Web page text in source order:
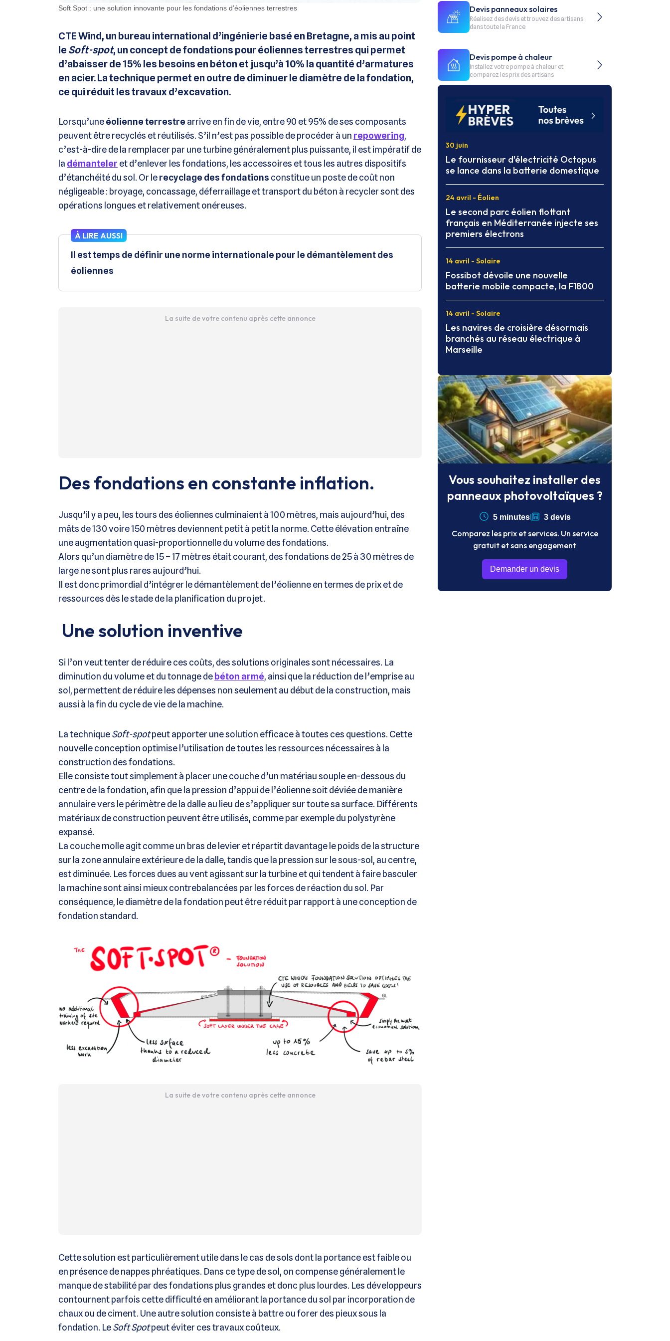
Soft Spot : une solution innovante pour les fondations d’éoliennes terrestres
CTE Wind, un bureau international d’ingénierie basé en Bretagne, a mis au point
le Soft-spot, un concept de fondations pour éoliennes terrestres qui permet
d’abaisser de 15% les besoins en béton et jusqu’à 10% la quantité d’armatures
en acier. La technique permet en outre de diminuer le diamètre de la fondation,
ce qui réduit les travaux d’excavation.
Lorsqu’uneéolienne terrestre arrive en fin de vie, entre 90 et 95% de ses composants
peuvent être recyclés et réutilisés. S’il n’est pas possible de procéder à un repowering,
c’est-à-dire de la remplacer par une turbine généralement plus puissante, il est impératif de
la démanteler et d’enlever les fondations, les accessoires et tous les autres dispositifs
d’étanchéité du sol. Or lerecyclage des fondations constitue un poste de coût non
négligeable : broyage, concassage, déferraillage et transport du béton à recycler sont des
opérations longues et relativement onéreuses.
À LIRE AUSSI
Il est temps de définir une norme internationale pour le démantèlement des
éoliennes
La suite de votre contenu après cette annonce
Des fondations en constante inflation.
Jusqu’il y a peu, les tours des éoliennes culminaient à 100 mètres, mais aujourd’hui, des
mâts de 130 voire 150 mètres deviennent petit à petit la norme. Cette élévation entraîne
une augmentation quasi-proportionnelle du volume des fondations.
Alors qu’un diamètre de 15 – 17 mètres était courant, des fondations de 25 à 30 mètres de
large ne sont plus rares aujourd’hui.
Il est donc primordial d’intégrer le démantèlement de l’éolienne en termes de prix et de
ressources dès le stade de la planification du projet.
Une solution inventive
Si l’on veut tenter de réduire ces coûts, des solutions originales sont nécessaires. La
diminution du volume et du tonnage de béton armé, ainsi que la réduction de l’emprise au
sol, permettent de réduire les dépenses non seulement au début de la construction, mais
aussi à la fin du cycle de vie de la machine.
La techniqueSoft-spotpeut apporter une solution efficace à toutes ces questions. Cette
nouvelle conception optimise l’utilisation de toutes les ressources nécessaires à la
construction des fondations.
Elle consiste tout simplement à placer une couche d’un matériau souple en-dessous du
centre de la fondation, afin que la pression d’appui de l’éolienne soit déviée de manière
annulaire vers le périmètre de la dalle au lieu de s’appliquer sur toute sa surface. Différents
matériaux de construction peuvent être utilisés, comme par exemple du polystyrène
expansé.
La couche molle agit comme un bras de levier et répartit davantage le poids de la structure
sur la zone annulaire extérieure de la dalle, tandis que la pression sur le sous-sol, au centre,
est diminuée. Les forces dues au vent agissant sur la turbine et qui tendent à faire basculer
la machine sont ainsi mieux contrebalancées par les forces de réaction du sol. Par
conséquence, le diamètre de la fondation peut être réduit par rapport à une conception de
fondation standard.
La suite de votre contenu après cette annonce
Cette solution est particulièrement utile dans le cas de sols dont la portance est faible ou
en présence de nappes phréatiques. Dans ce type de sol, on compense généralement le
manque de stabilité par des fondations plus grandes et donc plus lourdes. Les développeurs
contournent parfois cette difficulté en améliorant la portance du sol par incorporation de
chaux ou de ciment. Une autre solution consiste à battre ou forer des pieux sous la
fondation. LeSoft Spotpeut éviter ces travaux coûteux.
Devis panneaux solaires
Réalisez des devis et trouvez des artisans
dans toute la France
Devis pompe à chaleur
Installez votre pompe à chaleur et
comparez les prix des artisans
30 juin
Le fournisseur d'électricité Octopus
se lance dans la batterie domestique
24 avril - Éolien
Le second parc éolien flottant
français en Méditerranée injecte ses
premiers électrons
14 avril - Solaire
Fossibot dévoile une nouvelle
batterie mobile compacte, la F1800
14 avril - Solaire
Les navires de croisière désormais
branchés au réseau électrique à
Marseille
Vous souhaitez installer des
panneaux photovoltaïques ?
5 minutes 3 devis
Comparez les prix et services. Un service
gratuit et sans engagement
Demander un devis